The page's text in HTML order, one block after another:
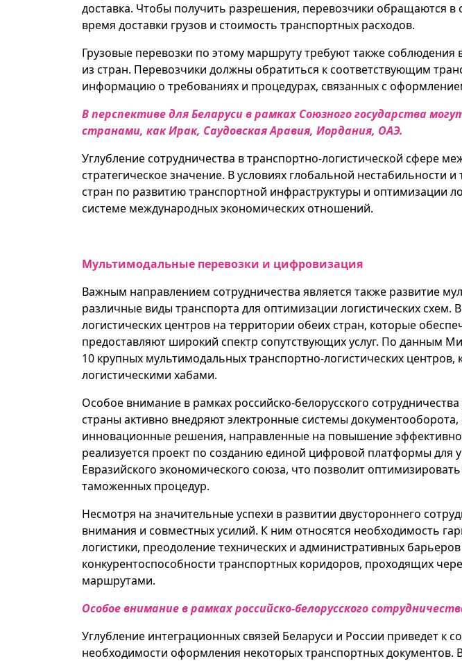
доставка. Чтобы получить разрешения, перевозчики обращаются
время доставки грузов и стоимость транспортных расходов.
Грузовые перевозки по этому маршруту требуют также
из стран. Перевозчики должны обратиться к соответствующим
информацию о требованиях и процедурах, связанных с
В перспективе для Беларуси в рамках Союзного государства
странами, как Ирак, Саудовская Аравия, Иордания, ОАЭ.
Углубление сотрудничества в транспортно-логистической сфере
стратегическое значение. В условиях глобальной
стран по развитию транспортной инфраструктуры и оптимизации
системе международных экономических отношений.
Мультимодальные перевозки и цифровизация
Важным направлением сотрудничества является также развитие
различные виды транспорта для оптимизации логистических
логистических центров на территории обеих стран, которые
предоставляют широкий спектр сопутствующих услуг. По данным
10 крупных мультимодальных транспортно-логистических
логистическими хабами.
Особое внимание в рамках российско-белорусского
страны активно внедряют электронные системы
инновационные решения, направленные на повышение
реализуется проект по созданию единой цифровой платформы для
Евразийского экономического союза, что позволит
таможенных процедур.
Несмотря на значительные успехи в развитии двустороннего
внимания и совместных усилий. К ним относятся необходимость
логистики, преодоление технических и административных
конкурентоспособности транспортных коридоров, проходящих
маршрутами.
Особое внимание в рамках российско-белорусского
Углубление интеграционных связей Беларуси и России приведет
необходимости оформления некоторых транспортных